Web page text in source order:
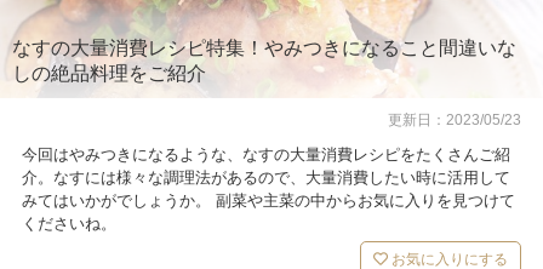
なすの大量消費レシピ特集！やみつきになること間違いな
しの絶品料理をご紹介
更新日：2023/05/23
今回はやみつきになるような、なすの大量消費レシピをたくさんご紹
介。なすには様々な調理法があるので、大量消費したい時に活用して
みてはいかがでしょうか。 副菜や主菜の中からお気に入りを見つけて
くださいね。
お気に入りにする